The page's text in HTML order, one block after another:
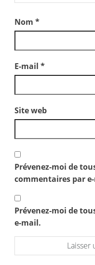
Nom *
E-mail *
Site web
Prévenez-moi de
commentaires par
Prévenez-moi de
e-mail.